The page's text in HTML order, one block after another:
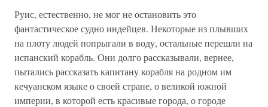
Руис, естественно, не мог не остановить это
фантастическое судно индейцев. Некоторые из плывших
на плоту людей попрыгали в воду, остальные перешли на
испанский корабль. Они долго рассказывали, вернее,
пытались рассказать капитану корабля на родном им
кечуанском языке о своей стране, о великой южной
империи, в которой есть красивые города, о городе